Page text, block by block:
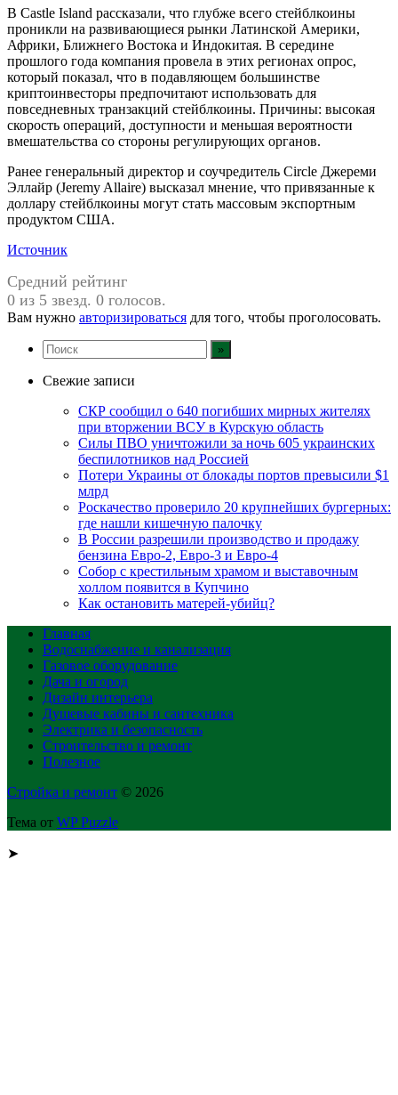
В Castle Island рассказали, что глубже всего стейблкоины
проникли на развивающиеся рынки Латинской Америки,
Африки, Ближнего Востока и Индокитая. В середине
прошлого года компания провела в этих регионах опрос,
который показал, что в подавляющем большинстве
криптоинвесторы предпочитают использовать для
повседневных транзакций стейблкоины. Причины: высокая
скорость операций, доступности и меньшая вероятности
вмешательства со стороны регулирующих органов.
Ранее генеральный директор и соучредитель Circle Джереми
Эллайр (Jeremy Allaire) высказал мнение, что привязанные к
доллару стейблкоины могут стать массовым экспортным
продуктом США.
Источник
Средний рейтинг
0 из 5 звезд. 0 голосов.
Вам нужно авторизироваться для того, чтобы проголосовать.
Свежие записи
СКР сообщил о 640 погибших мирных жителях
при вторжении ВСУ в Курскую область
Силы ПВО уничтожили за ночь 605 украинских
беспилотников над Россией
Потери Украины от блокады портов превысили $1
млрд
Роскачество проверило 20 крупнейших бургерных:
где нашли кишечную палочку
В России разрешили производство и продажу
бензина Евро-2, Евро-3 и Евро-4
Собор с крестильным храмом и выставочным
холлом появится в Купчино
Как остановить матерей-убийц?
Главная
Водоснабжение и канализация
Газовое оборудование
Дача и огород
Дизайн интерьера
Душевые кабины и сантехника
Электрика и безопасность
Строительство и ремонт
Полезное
Стройка и ремонт © 2026
Тема от WP Puzzle
➤